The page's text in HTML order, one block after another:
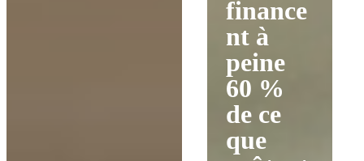
finance
nt à
peine
60 %
de ce
que